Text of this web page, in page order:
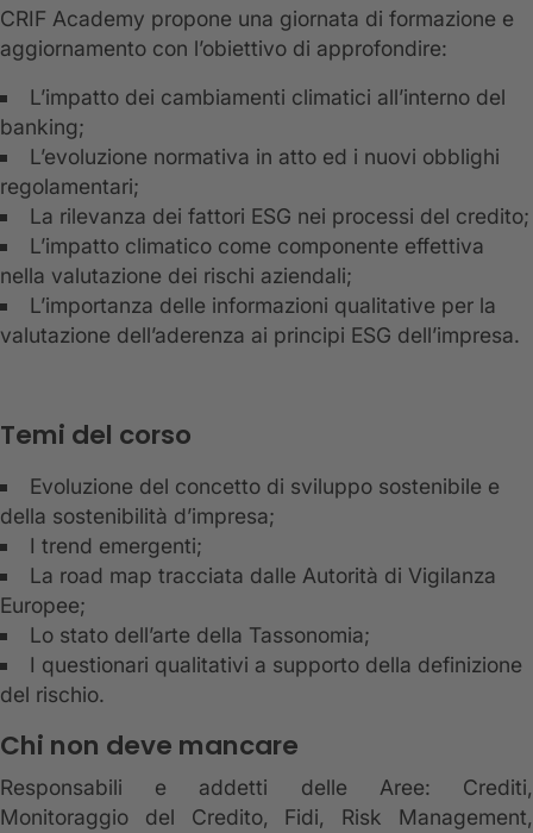
CRIF Academy propone una giornata di formazione e
aggiornamento con l’obiettivo di approfondire:
L’impatto dei cambiamenti climatici all’interno del
banking;
L’evoluzione normativa in atto ed i nuovi obblighi
regolamentari;
La rilevanza dei fattori ESG nei processi del credito;
L’impatto climatico come componente effettiva
nella valutazione dei rischi aziendali;
L’importanza delle informazioni qualitative per la
valutazione dell’aderenza ai principi ESG dell’impresa.
Temi del corso
Evoluzione del concetto di sviluppo sostenibile e
della sostenibilità d’impresa;
I trend emergenti;
La road map tracciata dalle Autorità di Vigilanza
Europee;
Lo stato dell’arte della Tassonomia;
I questionari qualitativi a supporto della definizione
del rischio.
Chi non deve mancare
Responsabili e addetti delle Aree: Crediti,
Monitoraggio del Credito, Fidi, Risk Management,